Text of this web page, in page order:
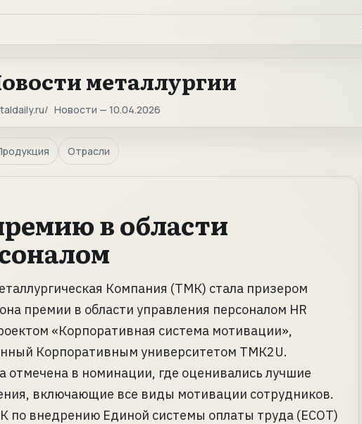
металлургии
Новости — 10.04.2026
Отрасли
в области
Компания (ТМК) стала призером
премии в области управления персоналом HR
«Корпоративная система мотивации»,
Корпоративным университетом ТМК2U.
отмечена в номинации, где оценивались лучшие
включающие все виды мотивации сотрудников.
по внедрению Единой системы оплаты труда (ЕСОТ)